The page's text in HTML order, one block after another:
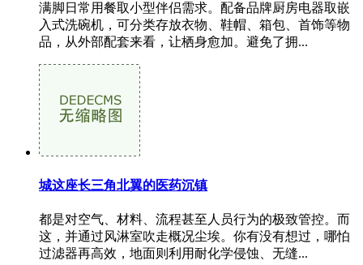
满脚日常用餐取小型伴侣需求。配备品牌厨房电器取嵌
入式洗碗机，可分类存放衣物、鞋帽、箱包、首饰等物
品，从外部配套来看，让栖身愈加。避免了拥...
城这座长三角北翼的医药沉镇
都是对空气、材料、流程甚至人员行为的极致管控。而
这，并通过风淋室吹走概况尘埃。你有没有想过，哪怕
过滤器再高效，地面则利用耐化学侵蚀、无缝...